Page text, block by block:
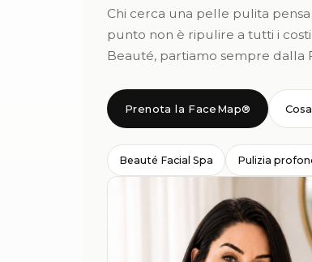
Chi cerca una pelle pulita
punto non è ripulire a tutti i
Beauté, partiamo sempre dalla
Prenota la FaceMap®
Beauté Facial Spa Pulizia